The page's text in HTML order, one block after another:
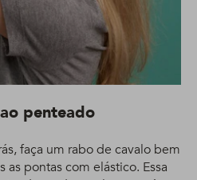
penteado
faça um rabo de cavalo bem
pontas com elástico. Essa